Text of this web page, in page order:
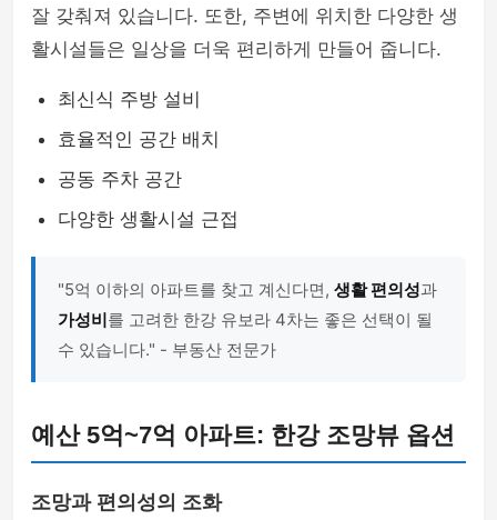
잘 갖춰져 있습니다. 또한, 주변에 위치한 다양한 생
활시설들은 일상을 더욱 편리하게 만들어 줍니다.
최신식 주방 설비
효율적인 공간 배치
공동 주차 공간
다양한 생활시설 근접
"5억 이하의 아파트를 찾고 계신다면, 생활 편의성과
가성비를 고려한 한강 유보라 4차는 좋은 선택이 될
수 있습니다." - 부동산 전문가
예산 5억~7억 아파트: 한강 조망뷰 옵션
조망과 편의성의 조화